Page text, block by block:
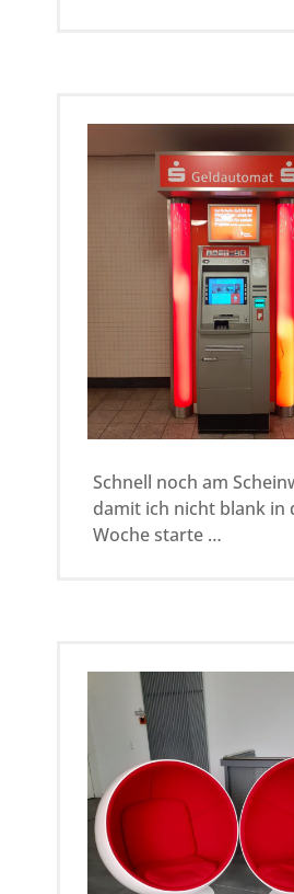
Schnell noch am
damit ich nicht blank in
Woche starte …